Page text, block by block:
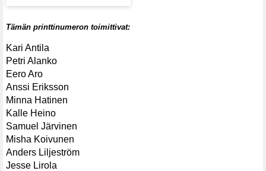
Tämän printtinumeron toimittivat:
Kari Antila
Petri Alanko
Eero Aro
Anssi Eriksson
Minna Hatinen
Kalle Heino
Samuel Järvinen
Misha Koivunen
Anders Liljeström
Jesse Lirola